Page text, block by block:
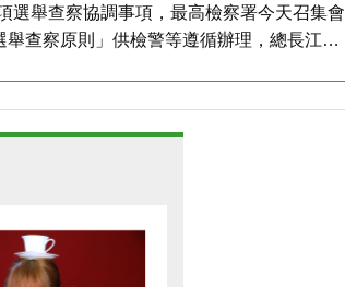
選舉查察協調事項，最高檢察署今天召集會
查察原則」供檢警等遵循辦理，總長江惠